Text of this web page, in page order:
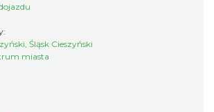
Śląsk Cieszyński
miasta